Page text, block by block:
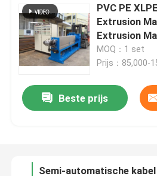
Thuis
Producten
Video's
PVC PE
Extrusion
Extrusion
MOQ：1 set
Prijs：85,000-
Beste prijs